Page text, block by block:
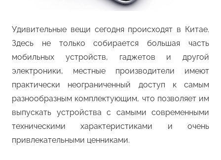
Удивительные вещи сегодня происходят в Китае.
Здесь не только собирается большая часть
мобильных устройств, гаджетов и другой
электроники, местные производители имеют
практически неограниченный доступ к самым
разнообразным комплектующим, что позволяет им
выпускать устройства с самыми современными
техническими характеристиками и очень
привлекательными ценниками.